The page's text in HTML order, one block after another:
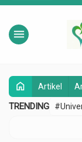
menu
home Artikel
TRENDING